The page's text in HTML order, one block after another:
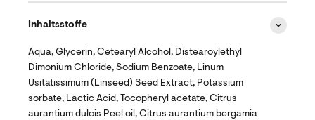
Inhaltsstoffe
Aqua, Glycerin, Cetearyl Alcohol, Distearoylethyl
Dimonium Chloride, Sodium Benzoate, Linum
Usitatissimum (Linseed) Seed Extract, Potassium
sorbate, Lactic Acid, Tocopheryl acetate, Citrus
aurantium dulcis Peel oil, Citrus aurantium bergamia